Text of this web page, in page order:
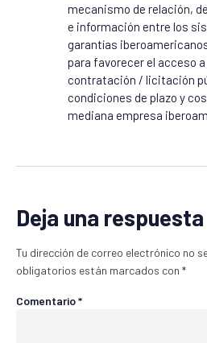
mecanismo de relación,
e información entre los
garantías
para favorecer el acceso
contratación / licitación
condiciones de plazo y
mediana empresa
Deja una respuesta
Tu dirección de correo electrónico no
obligatorios están marcados con *
Comentario*